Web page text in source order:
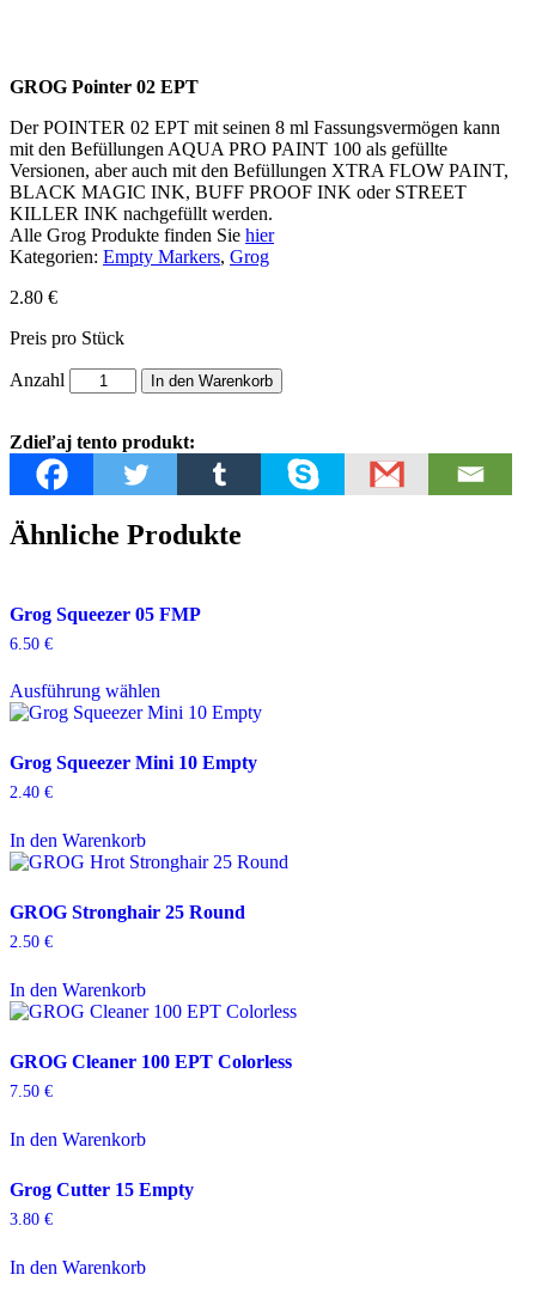
GROG Pointer 02 EPT
Der POINTER 02 EPT mit seinen 8 ml Fassungsvermögen kann
mit den Befüllungen AQUA PRO PAINT 100 als gefüllte
Versionen, aber auch mit den Befüllungen XTRA FLOW PAINT,
BLACK MAGIC INK, BUFF PROOF INK oder STREET
KILLER INK nachgefüllt werden.
Alle Grog Produkte finden Sie hier
Kategorien: Empty Markers, Grog
2.80 €
Preis pro Stück
Anzahl
GROG
Pointer
EPT
In den Warenkorb
Zdieľaj tento produkt:
Ähnliche Produkte
Grog Squeezer 05 FMP
6.50 €
Ausführung wählen
Grog Squeezer Mini 10 Empty
2.40 €
In den Warenkorb
GROG Stronghair 25 Round
2.50 €
In den Warenkorb
GROG Cleaner 100 EPT Colorless
7.50 €
In den Warenkorb
Grog Cutter 15 Empty
3.80 €
In den Warenkorb